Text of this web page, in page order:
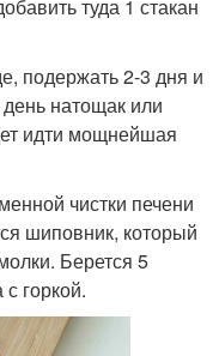
туда 1 стакан
подержать 2-3 дня и
натощак или
идти мощнейшая
чистки печени
шиповник, который
Берется 5
горкой.